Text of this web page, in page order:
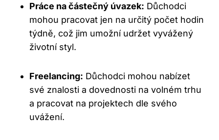
Práce na částečný úvazek: Důchodci
mohou pracovat jen na určitý počet hodin
týdně, což jim umožní udržet vyvážený
životní styl.
Freelancing: Důchodci mohou nabízet
své znalosti a dovednosti na volném trhu
a pracovat na projektech dle svého
uvážení.